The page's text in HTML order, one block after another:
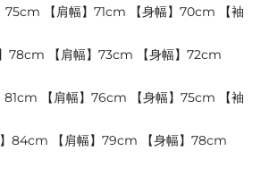
75cm 【肩幅】71cm 【身幅】70cm 【袖
78cm 【肩幅】73cm 【身幅】72cm
81cm 【肩幅】76cm 【身幅】75cm 【袖
】84cm 【肩幅】79cm 【身幅】78cm